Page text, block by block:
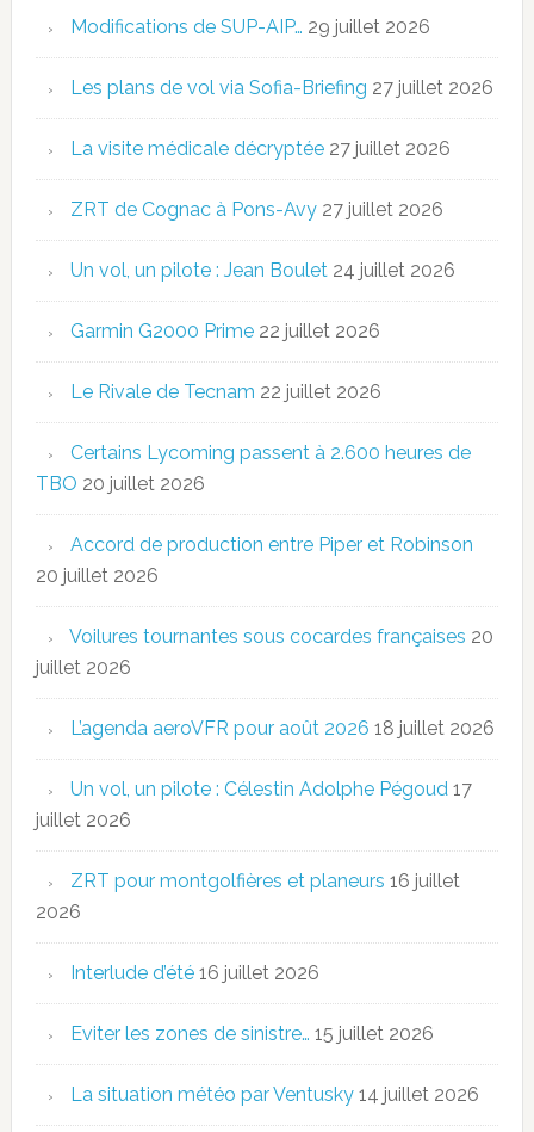
Modifications de SUP-AIP… 29 juillet 2026
Les plans de vol via Sofia-Briefing 27 juillet 2026
La visite médicale décryptée 27 juillet 2026
ZRT de Cognac à Pons-Avy 27 juillet 2026
Un vol, un pilote : Jean Boulet 24 juillet 2026
Garmin G2000 Prime 22 juillet 2026
Le Rivale de Tecnam 22 juillet 2026
Certains Lycoming passent à 2.600 heures de
TBO 20 juillet 2026
Accord de production entre Piper et Robinson
20 juillet 2026
Voilures tournantes sous cocardes françaises 20
juillet 2026
L’agenda aeroVFR pour août 2026 18 juillet 2026
Un vol, un pilote : Célestin Adolphe Pégoud 17
juillet 2026
ZRT pour montgolfières et planeurs 16 juillet
2026
Interlude d’été 16 juillet 2026
Eviter les zones de sinistre… 15 juillet 2026
La situation météo par Ventusky 14 juillet 2026